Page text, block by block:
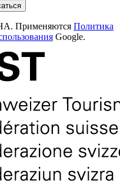
Применяются Политика
Google.